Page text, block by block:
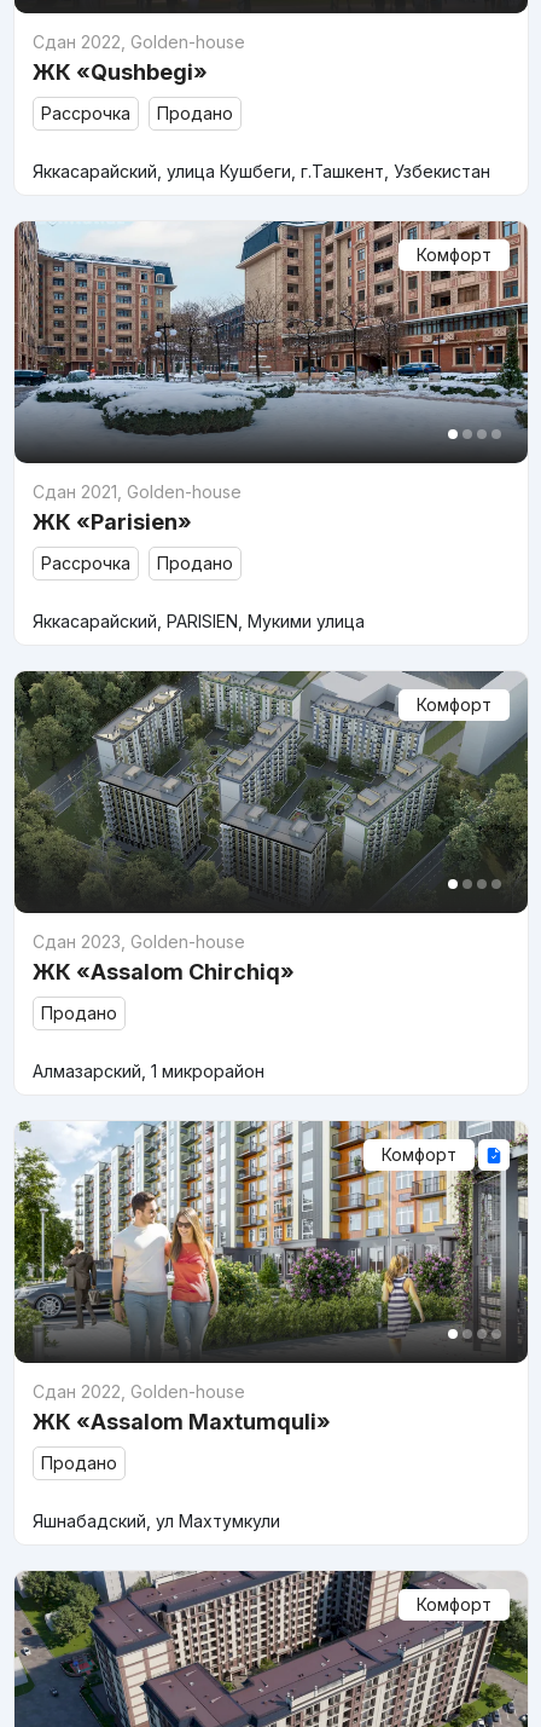
Сдан 2022 Golden-house
ЖК «Qushbegi»
Рассрочка Продано
Яккасарайский, улица Кушбеги, г.Ташкент, Узбекистан
Комфорт
Сдан 2021 Golden-house
ЖК «Parisien»
Рассрочка Продано
Яккасарайский, PARISIEN, Мукими улица
Комфорт
Сдан 2023 Golden-house
ЖК «Assalom Chirchiq»
Продано
Алмазарский, 1 микрорайон
Комфорт
Сдан 2022 Golden-house
ЖК «Assalom Maxtumquli»
Продано
Яшнабадский, ул Махтумкули
Комфорт